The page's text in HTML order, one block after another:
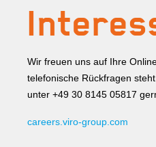
Wir freuen uns auf Ihre
telefonische Rückfragen
unter +49 30 8145 05817
careers.viro-group.com